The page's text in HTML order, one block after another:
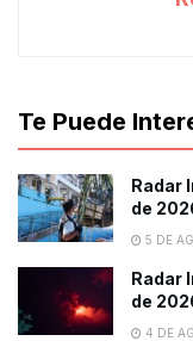
Te Puede
Radar
de
5 DE
Radar
de
4 DE